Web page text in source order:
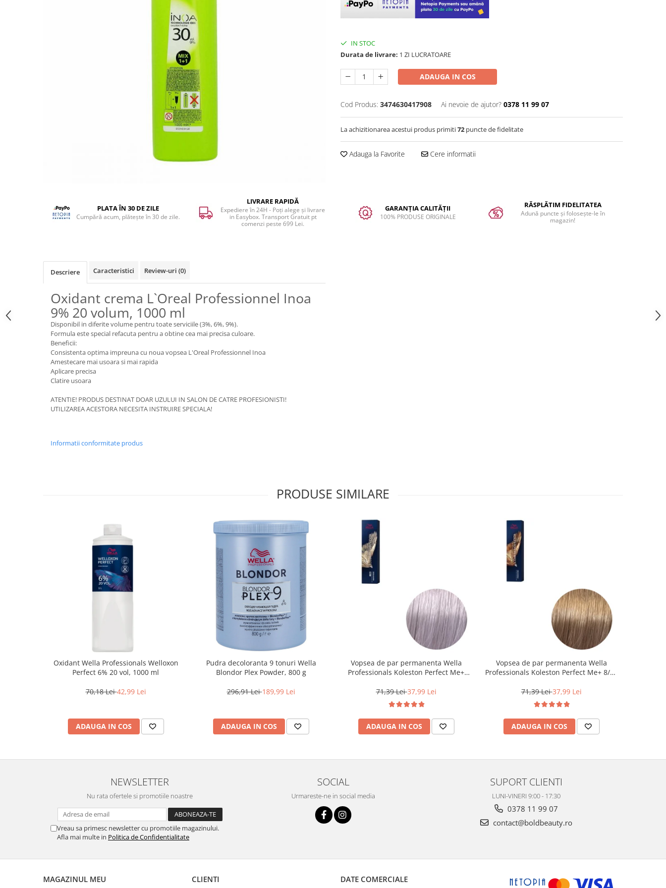
IN STOC
Durata de livrare: 1 ZI LUCRATOARE
ADAUGA IN COS
Cod Produs: 3474630417908 Ai nevoie de ajutor? 0378 11 99 07
La achizitionarea acestui produs primiti72 puncte de fidelitate
Adauga la Favorite Cere informatii
PLATA ÎN 30 DE ZILE
Cumpără acum, plătește în 30 de zile.
LIVRARE RAPIDĂ
Expediere în 24H - Poți alege și livrare
in Easybox. Transport Gratuit pt
comenzi peste 699 Lei.
GARANȚIA CALITĂȚII
100% PRODUSE ORIGINALE
RĂSPLĂTIM FIDELITATEA
Adună puncte și folosește-le în
magazin!
Descriere Caracteristici Review-uri (0)
Oxidant crema L`Oreal Professionnel Inoa
9% 20 volum, 1000 ml
Disponibil in diferite volume pentru toate serviciile (3%, 6%, 9%).
Formula este special refacuta pentru a obtine cea mai precisa culoare.
Beneficii:
Consistenta optima impreuna cu noua vopsea L'Oreal Professionnel Inoa
Amestecare mai usoara si mai rapida
Aplicare precisa
Clatire usoara
ATENTIE! PRODUS DESTINAT DOAR UZULUI IN SALON DE CATRE PROFESIONISTI!
UTILIZAREA ACESTORA NECESITA INSTRUIRE SPECIALA!
Informatii conformitate produs
PRODUSE SIMILARE
Oxidant Wella Professionals Welloxon
Perfect 6% 20 vol, 1000 ml
70,18 Lei42,99 Lei
ADAUGA IN COS
Pudra decoloranta 9 tonuri Wella
Blondor Plex Powder, 800 g
296,91 Lei189,99 Lei
ADAUGA IN COS
Vopsea de par permanenta Wella
Professionals Koleston Perfect Me+
60 ml
71,39 Lei37,99 Lei
ADAUGA IN COS
Vopsea de par permanenta Wella
Professionals Koleston Perfect Me+ 8/0 ,
71,39 Lei37,99 Lei
ADAUGA IN COS
NEWSLETTER
Nu rata ofertele si promotiile noastre
Vreau sa primesc newsletter cu promotiile magazinului.
Afla mai multe in Politica de Confidentialitate
SOCIAL
Urmareste-ne in social media
SUPORT CLIENTI
LUNI-VINERI 9:00 - 17:30
0378 11 99 07
contact@boldbeauty.ro
MAGAZINUL MEU CLIENTI DATE COMERCIALE